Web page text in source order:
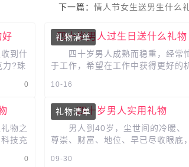
下一篇： 情人节女生送男生什么
好
到什
力?珠
望收...
0
礼物清单
四十岁男人过生日送什么礼物
四十岁男人成熟而稳重，经常
于工作，希望在工作中获得更好的
忽略了自己的穿着打扮、甚至是生
10-16
物之
技充
的不...
0
礼物清单四十岁男人实用礼物
男人到40岁，尘世间的冷暖、
尊崇、财富、地位、早已尽收眼底，
适应现在的心境，40岁的男人心情
09-30